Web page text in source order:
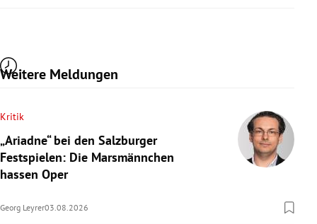
Weitere Meldungen
Kritik
„Ariadne“ bei den Salzburger
Festspielen: Die Marsmännchen
hassen Oper
Georg Leyrer03.08.2026